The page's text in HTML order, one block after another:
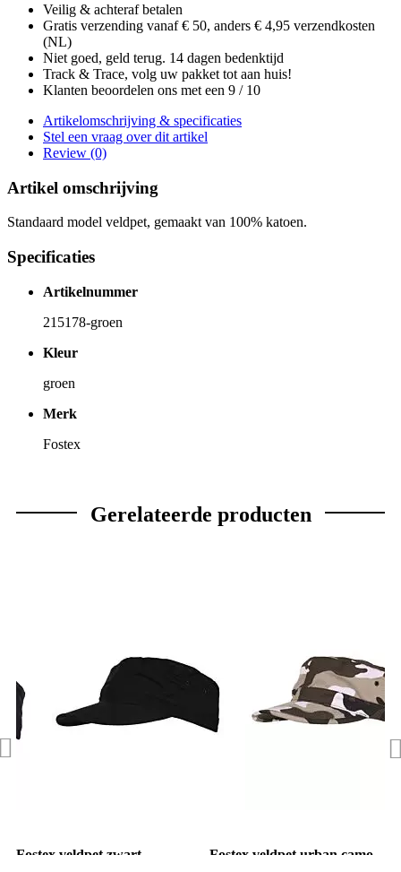
Veilig & achteraf betalen
Gratis verzending vanaf € 50, anders € 4,95 verzendkosten
(NL)
Niet goed, geld terug. 14 dagen bedenktijd
Track & Trace, volg uw pakket tot aan huis!
Klanten beoordelen ons met een 9 / 10
Artikelomschrijving & specificaties
Stel een vraag over dit artikel
Review (0)
Artikel omschrijving
Standaard model veldpet, gemaakt van 100% katoen.
Specificaties
Artikelnummer
215178-groen
Kleur
groen
Merk
Fostex
Gerelateerde producten
Fostex veldpet zwart Fostex veldpet urban camo